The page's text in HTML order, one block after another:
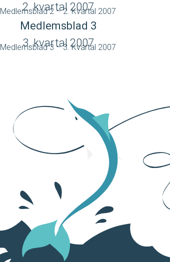
2. kvartal 2007
Medlemsblad 2 – 2. Kvartal 2007
Medlemsblad 3
3. kvartal 2007
Medlemsblad 3 – 3. Kvartal 2007